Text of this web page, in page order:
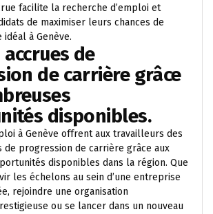
facilite la recherche d’emploi et
de maximiser leurs chances de
à Genève.
accrues de
de carrière grâce
disponibles.
à Genève offrent aux travailleurs des
de progression de carrière grâce aux
disponibles dans la région. Que
les échelons au sein d’une entreprise
rejoindre une organisation
ou se lancer dans un nouveau